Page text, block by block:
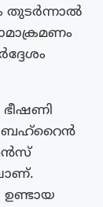
തുടർന്നാൽ
ബഹ്റൈൻ